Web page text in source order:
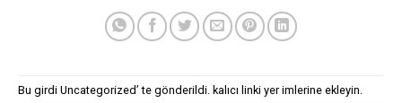
Bu girdi Uncategorized’ te gönderildi. kalıcı linki yer imlerine ekleyin.